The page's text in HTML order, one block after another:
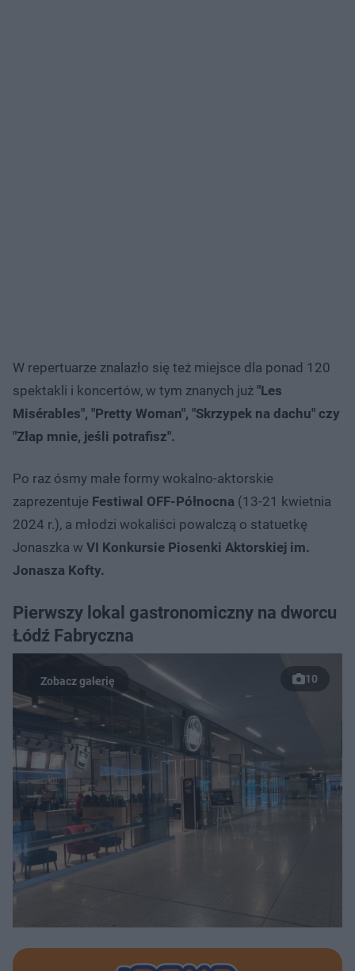
W repertuarze znalazło się też miejsce dla ponad 120
spektakli i koncertów, w tym znanych już "Les
Misérables", "Pretty Woman", "Skrzypek na dachu" czy
"Złap mnie, jeśli potrafisz".
Po raz ósmy małe formy wokalno-aktorskie
zaprezentuje Festiwal OFF-Północna (13-21 kwietnia
2024 r.), a młodzi wokaliści powalczą o statuetkę
Jonaszka w VI Konkursie Piosenki Aktorskiej im.
Jonasza Kofty.
Pierwszy lokal gastronomiczny na dworcu
Łódź Fabryczna
10